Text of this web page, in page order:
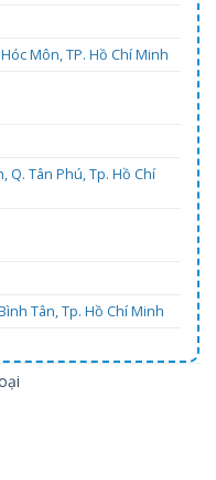
Môn, TP. Hồ Chí Minh
Q. Tân Phú, Tp. Hồ Chí
Tân, Tp. Hồ Chí Minh